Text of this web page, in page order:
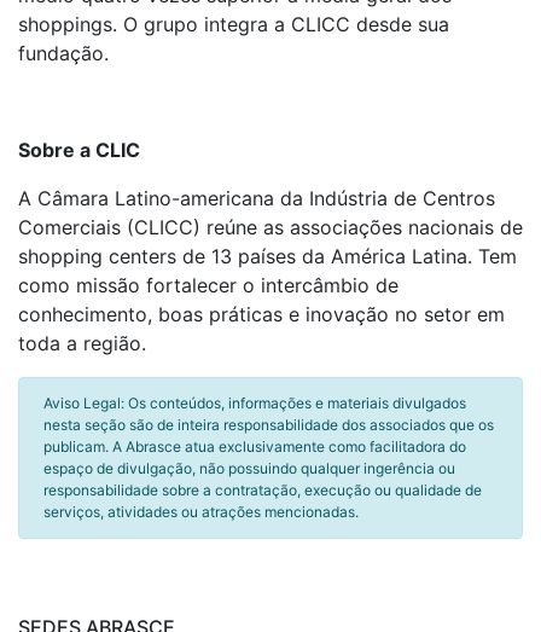
shoppings. O grupo integra a CLICC desde sua
fundação.
Sobre a CLIC
A Câmara Latino-americana da Indústria de Centros
Comerciais (CLICC) reúne as associações nacionais de
shopping centers de 13 países da América Latina. Tem
como missão fortalecer o intercâmbio de
conhecimento, boas práticas e inovação no setor em
toda a região.
Aviso Legal: Os conteúdos, informações e materiais divulgados
nesta seção são de inteira responsabilidade dos associados que os
publicam. A Abrasce atua exclusivamente como facilitadora do
espaço de divulgação, não possuindo qualquer ingerência ou
responsabilidade sobre a contratação, execução ou qualidade de
serviços, atividades ou atrações mencionadas.